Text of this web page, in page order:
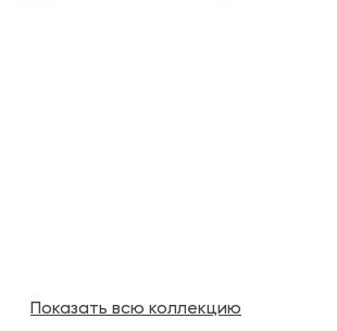
Показать всю коллекцию